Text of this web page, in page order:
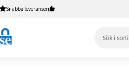
Snabba leveranser